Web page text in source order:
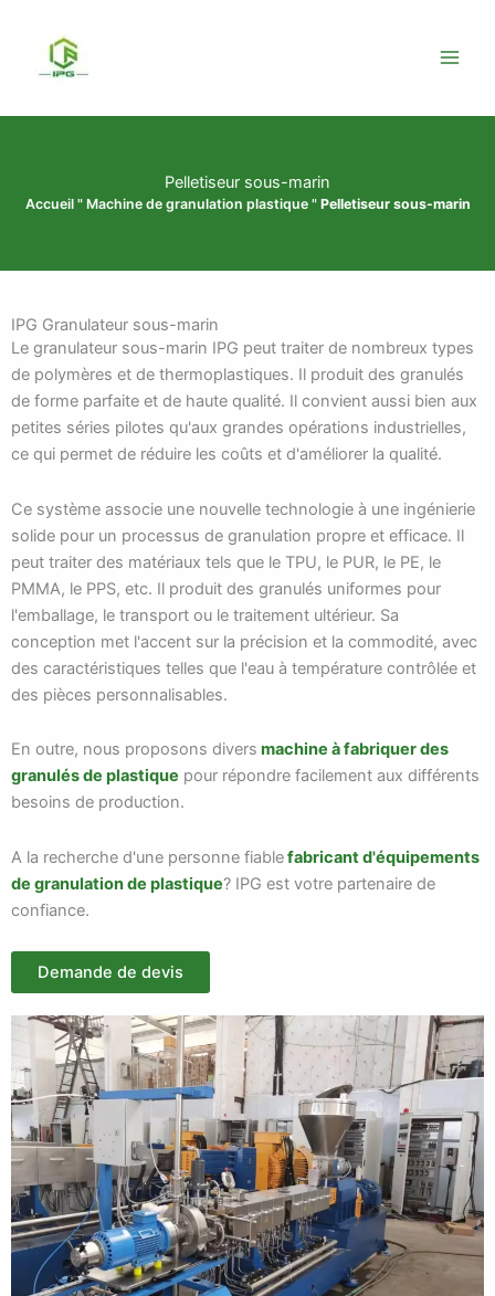
content
Pelletiseur sous-marin
Accueil" Machine de granulation plastique" Pelletiseur sous-marin
IPG Granulateur sous-marin
Le granulateur sous-marin IPG peut traiter de nombreux types
de polymères et de thermoplastiques. Il produit des granulés
de forme parfaite et de haute qualité. Il convient aussi bien aux
petites séries pilotes qu'aux grandes opérations industrielles,
ce qui permet de réduire les coûts et d'améliorer la qualité.
Ce système associe une nouvelle technologie à une ingénierie
solide pour un processus de granulation propre et efficace. Il
peut traiter des matériaux tels que le TPU, le PUR, le PE, le
PMMA, le PPS, etc. Il produit des granulés uniformes pour
l'emballage, le transport ou le traitement ultérieur. Sa
conception met l'accent sur la précision et la commodité, avec
des caractéristiques telles que l'eau à température contrôlée et
des pièces personnalisables.
En outre, nous proposons divers machine à fabriquer des
granulés de plastique pour répondre facilement aux différents
besoins de production.
A la recherche d'une personne fiablefabricant d'équipements
de granulation de plastique? IPG est votre partenaire de
confiance.
Demande de devis